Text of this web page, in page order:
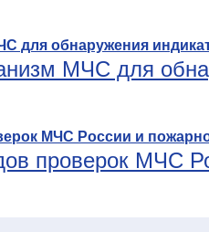
МЧС для
проверок МЧС